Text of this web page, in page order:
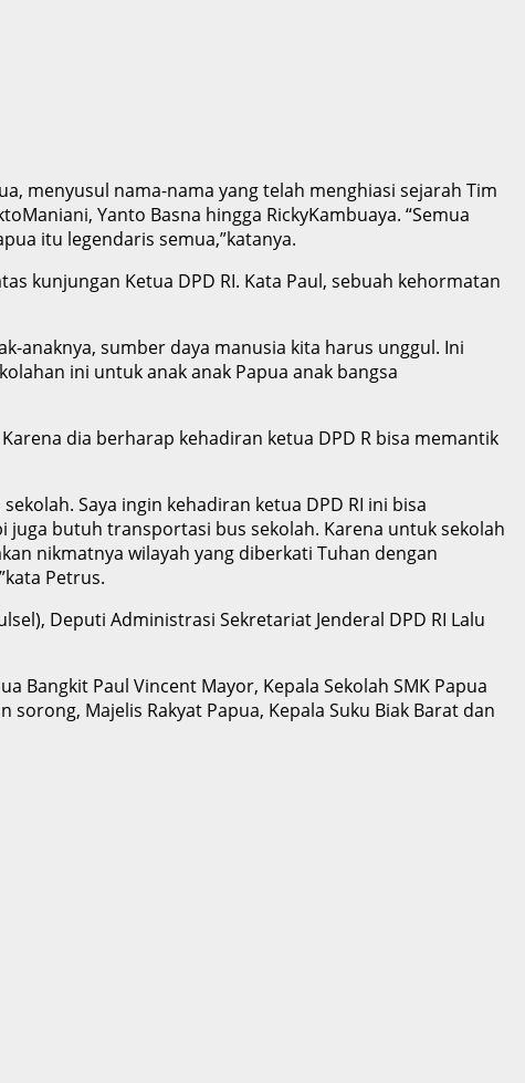
menyusul nama-nama yang telah menghiasi sejarah Tim
Yanto Basna hingga RickyKambuaya. “Semua
itu legendaris semua,”katanya.
kunjungan Ketua DPD RI. Kata Paul, sebuah kehormatan
anaknya, sumber daya manusia kita harus unggul. Ini
ini untuk anak anak Papua anak bangsa
dia berharap kehadiran ketua DPD R bisa memantik
Saya ingin kehadiran ketua DPD RI ini bisa
juga butuh transportasi bus sekolah. Karena untuk sekolah
nikmatnya wilayah yang diberkati Tuhan dengan
Petrus.
Deputi Administrasi Sekretariat Jenderal DPD RI Lalu
Bangkit Paul Vincent Mayor, Kepala Sekolah SMK Papua
Majelis Rakyat Papua, Kepala Suku Biak Barat dan